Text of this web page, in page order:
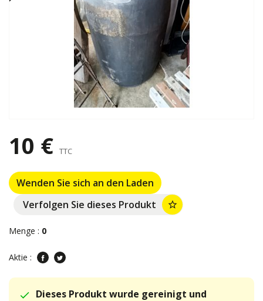
10 € TTC
Wenden Sie sich an den Laden
Verfolgen Sie dieses Produkt
star_border
Menge : 0
Aktie :
Dieses Produkt wurde gereinigt und